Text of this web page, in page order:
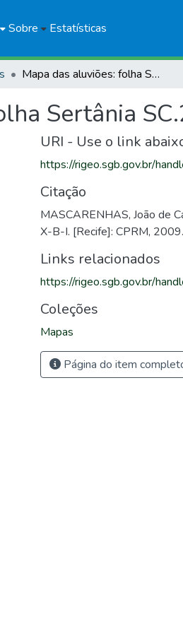
Sobre Estatísticas
Mapa das aluviões: folha Sertânia SC.24-X-B-I
Sertânia
URI - Use o link
https://rigeo.sgb.gov.br/
Citação
MASCARENHAS, João de
X-B-I. [Recife]: CPRM,
Links relacionados
https://rigeo.sgb.gov.br/
Coleções
Mapas
Página do item